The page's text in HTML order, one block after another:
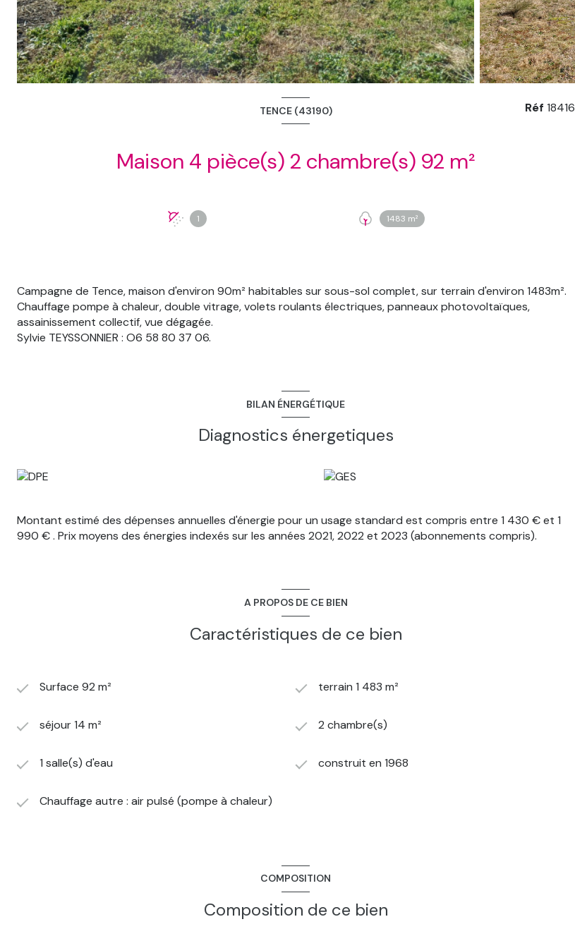
TENCE (43190)
Maison 4 pièce(s) 2 chambre(s) 92 m²
1 1483 m²
Réf 18416
Campagne de Tence, maison d'environ 90m² habitables sur sous-sol complet, sur terrain d'environ 1483m².
Chauffage pompe à chaleur, double vitrage, volets roulants électriques, panneaux photovoltaïques,
assainissement collectif, vue dégagée.
Sylvie TEYSSONNIER : O6 58 80 37 06.
BILAN ÉNERGÉTIQUE
Diagnostics énergetiques
Montant estimé des dépenses annuelles d'énergie pour un usage standard est compris entre 1 430 € et 1
990 € . Prix moyens des énergies indexés sur les années 2021, 2022 et 2023 (abonnements compris).
A PROPOS DE CE BIEN
Caractéristiques de ce bien
Surface 92 m² terrain 1 483 m²
séjour 14 m² 2 chambre(s)
1 salle(s) d'eau construit en 1968
Chauffage autre : air pulsé (pompe à chaleur)
COMPOSITION
Composition de ce bien